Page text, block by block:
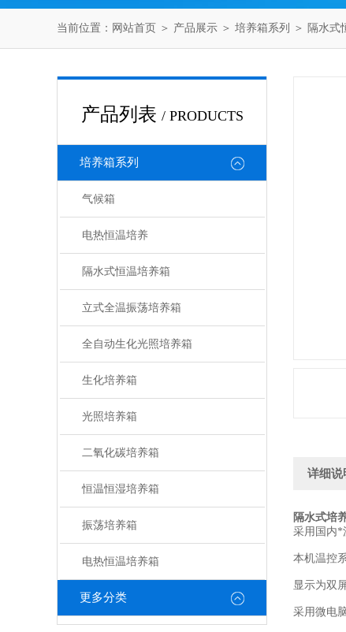
当前位置： 网站首页 ＞ 产品展示 ＞ 培养箱系列 ＞ 隔水式
产品列表 / PRODUCTS
培养箱系列
气候箱
电热恒温培养
隔水式恒温培养箱
立式全温振荡培养箱
全自动生化光照培养箱
生化培养箱
光照培养箱
二氧化碳培养箱
恒温恒湿培养箱
振荡培养箱
电热恒温培养箱
更多分类
详细说
隔水式培
采用国内*
本机温控
显示为双
采用微电